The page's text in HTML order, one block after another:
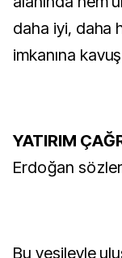
daha iyi, daha
imkanına
YATIRIM
Erdoğan
Bu vesileyle